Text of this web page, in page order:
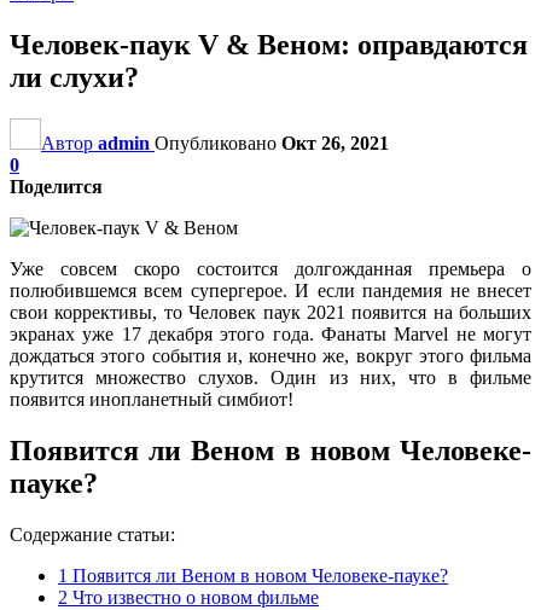
Человек-паук V & Веном: оправдаются
ли слухи?
Автор admin Опубликовано Окт 26, 2021
0
Поделится
Уже совсем скоро состоится долгожданная премьера о
полюбившемся всем супергерое. И если пандемия не внесет
свои коррективы, то Человек паук 2021 появится на больших
экранах уже 17 декабря этого года. Фанаты Marvel не могут
дождаться этого события и, конечно же, вокруг этого фильма
крутится множество слухов. Один из них, что в фильме
появится инопланетный симбиот!
Появится ли Веном в новом Человеке-
пауке?
Содержание статьи:
1 Появится ли Веном в новом Человеке-пауке?
2 Что известно о новом фильме